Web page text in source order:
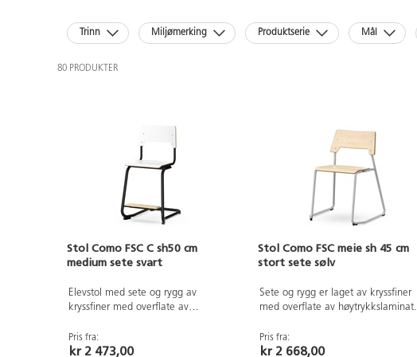
Trinn Miljømerking Produktserie Mål
80 PRODUKTER
Stol Como FSC C sh50 cm
medium sete svart
Elevstol med sete og rygg av
kryssfiner med overflate av
som gjør det behagelig å sitte på.
Stativet er lakkert i svart, RAL 9005.
Pris fra:
kr 2 473,00
Stol Como FSC meie sh 45 cm
stort sete sølv
Sete og rygg er laget av kryssfiner
med overflate av høytrykkslaminat.
behagelig å sitte på. Stativet er
lakkert i sølv, RAL 9006. Føtter med
Pris fra:
kr 2 668,00